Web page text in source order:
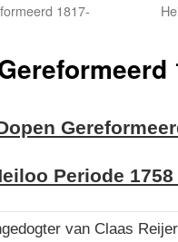
1817-
Periode 1758
van Claas